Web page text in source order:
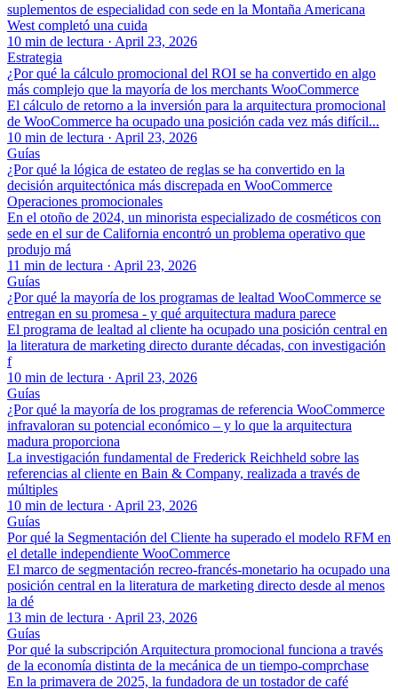
suplementos de especialidad con sede en la Montaña Americana
West completó una cuida
10 min de lectura · April 23, 2026
Estrategia
¿Por qué la cálculo promocional del ROI se ha convertido en algo
más complejo que la mayoría de los merchants WooCommerce
El cálculo de retorno a la inversión para la arquitectura promocional
de WooCommerce ha ocupado una posición cada vez más difícil...
10 min de lectura · April 23, 2026
Guías
¿Por qué la lógica de estateo de reglas se ha convertido en la
decisión arquitectónica más discrepada en WooCommerce
Operaciones promocionales
En el otoño de 2024, un minorista especializado de cosméticos con
sede en el sur de California encontró un problema operativo que
produjo má
11 min de lectura · April 23, 2026
Guías
¿Por qué la mayoría de los programas de lealtad WooCommerce se
entregan en su promesa - y qué arquitectura madura parece
El programa de lealtad al cliente ha ocupado una posición central en
la literatura de marketing directo durante décadas, con investigación
f
10 min de lectura · April 23, 2026
Guías
¿Por qué la mayoría de los programas de referencia WooCommerce
infravaloran su potencial económico – y lo que la arquitectura
madura proporciona
La investigación fundamental de Frederick Reichheld sobre las
referencias al cliente en Bain & Company, realizada a través de
múltiples
10 min de lectura · April 23, 2026
Guías
Por qué la Segmentación del Cliente ha superado el modelo RFM en
el detalle independiente WooCommerce
El marco de segmentación recreo-francés-monetario ha ocupado una
posición central en la literatura de marketing directo desde al menos
la dé
13 min de lectura · April 23, 2026
Guías
Por qué la subscripción Arquitectura promocional funciona a través
de la economía distinta de la mecánica de un tiempo-comprchase
En la primavera de 2025, la fundadora de un tostador de café